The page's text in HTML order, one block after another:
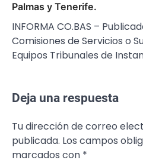
Palmas y Tenerife.
INFORMA CO.BAS –
Comisiones de Servicios o
Equipos Tribunales de
Deja una respuesta
Tu dirección de correo
publicada. Los campos
marcados con *